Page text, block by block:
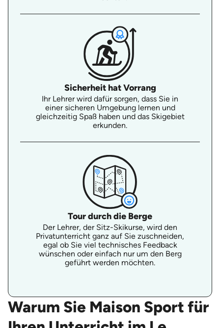
Sicherheit hat Vorrang
Ihr Lehrer wird dafür sorgen, dass Sie in
einer sicheren Umgebung lernen und
gleichzeitig Spaß haben und das Skigebiet
erkunden.
Tour durch die Berge
Der Lehrer, der Sitz-Skikurse, wird den
Privatunterricht ganz auf Sie zuschneiden,
egal ob Sie viel technisches Feedback
wünschen oder einfach nur um den Berg
geführt werden möchten.
Warum Sie Maison Sport für